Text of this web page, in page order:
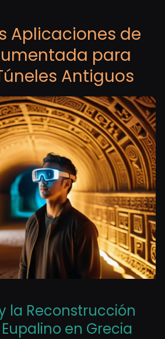
Aplicaciones de
para
Antiguos
la Reconstrucción
en Grecia